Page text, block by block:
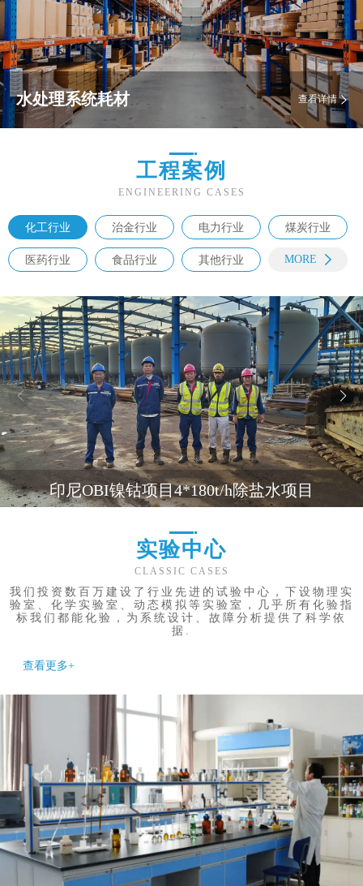
水处理系统耗材 查看详情
工程案例
ENGINEERING CASES
化工行业 治金行业 电力行业 煤炭行业
医药行业 食品行业 其他行业 MORE
印尼OBI镍钴项目4*180t/h除盐水项目
实验中心
CLASSIC CASES
我们投资数百万建设了行业先进的试验中心，下设物理实
验室、化学实验室、动态模拟等实验室，几乎所有化验指
标我们都能化验，为系统设计、故障分析提供了科学依
据.
查看更多+